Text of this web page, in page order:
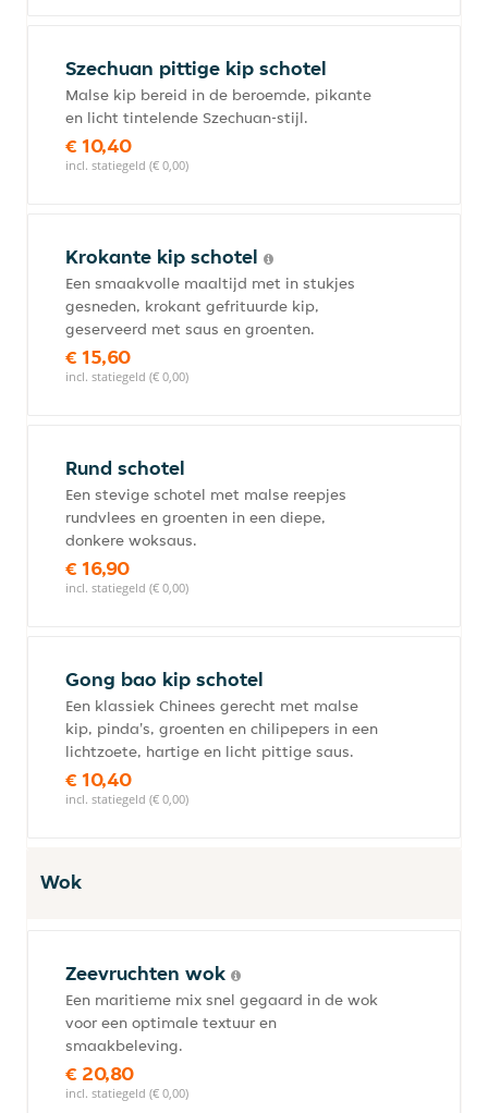
Szechuan pittige kip schotel
Malse kip bereid in de beroemde, pikante
en licht tintelende Szechuan-stijl.
€ 10,40
incl. statiegeld (€ 0,00)
Krokante kip schotel
Een smaakvolle maaltijd met in stukjes
gesneden, krokant gefrituurde kip,
geserveerd met saus en groenten.
€ 15,60
incl. statiegeld (€ 0,00)
Rund schotel
Een stevige schotel met malse reepjes
rundvlees en groenten in een diepe,
donkere woksaus.
€ 16,90
incl. statiegeld (€ 0,00)
Gong bao kip schotel
Een klassiek Chinees gerecht met malse
kip, pinda's, groenten en chilipepers in een
lichtzoete, hartige en licht pittige saus.
€ 10,40
incl. statiegeld (€ 0,00)
Wok
Zeevruchten wok
Een maritieme mix snel gegaard in de wok
voor een optimale textuur en
smaakbeleving.
€ 20,80
incl. statiegeld (€ 0,00)